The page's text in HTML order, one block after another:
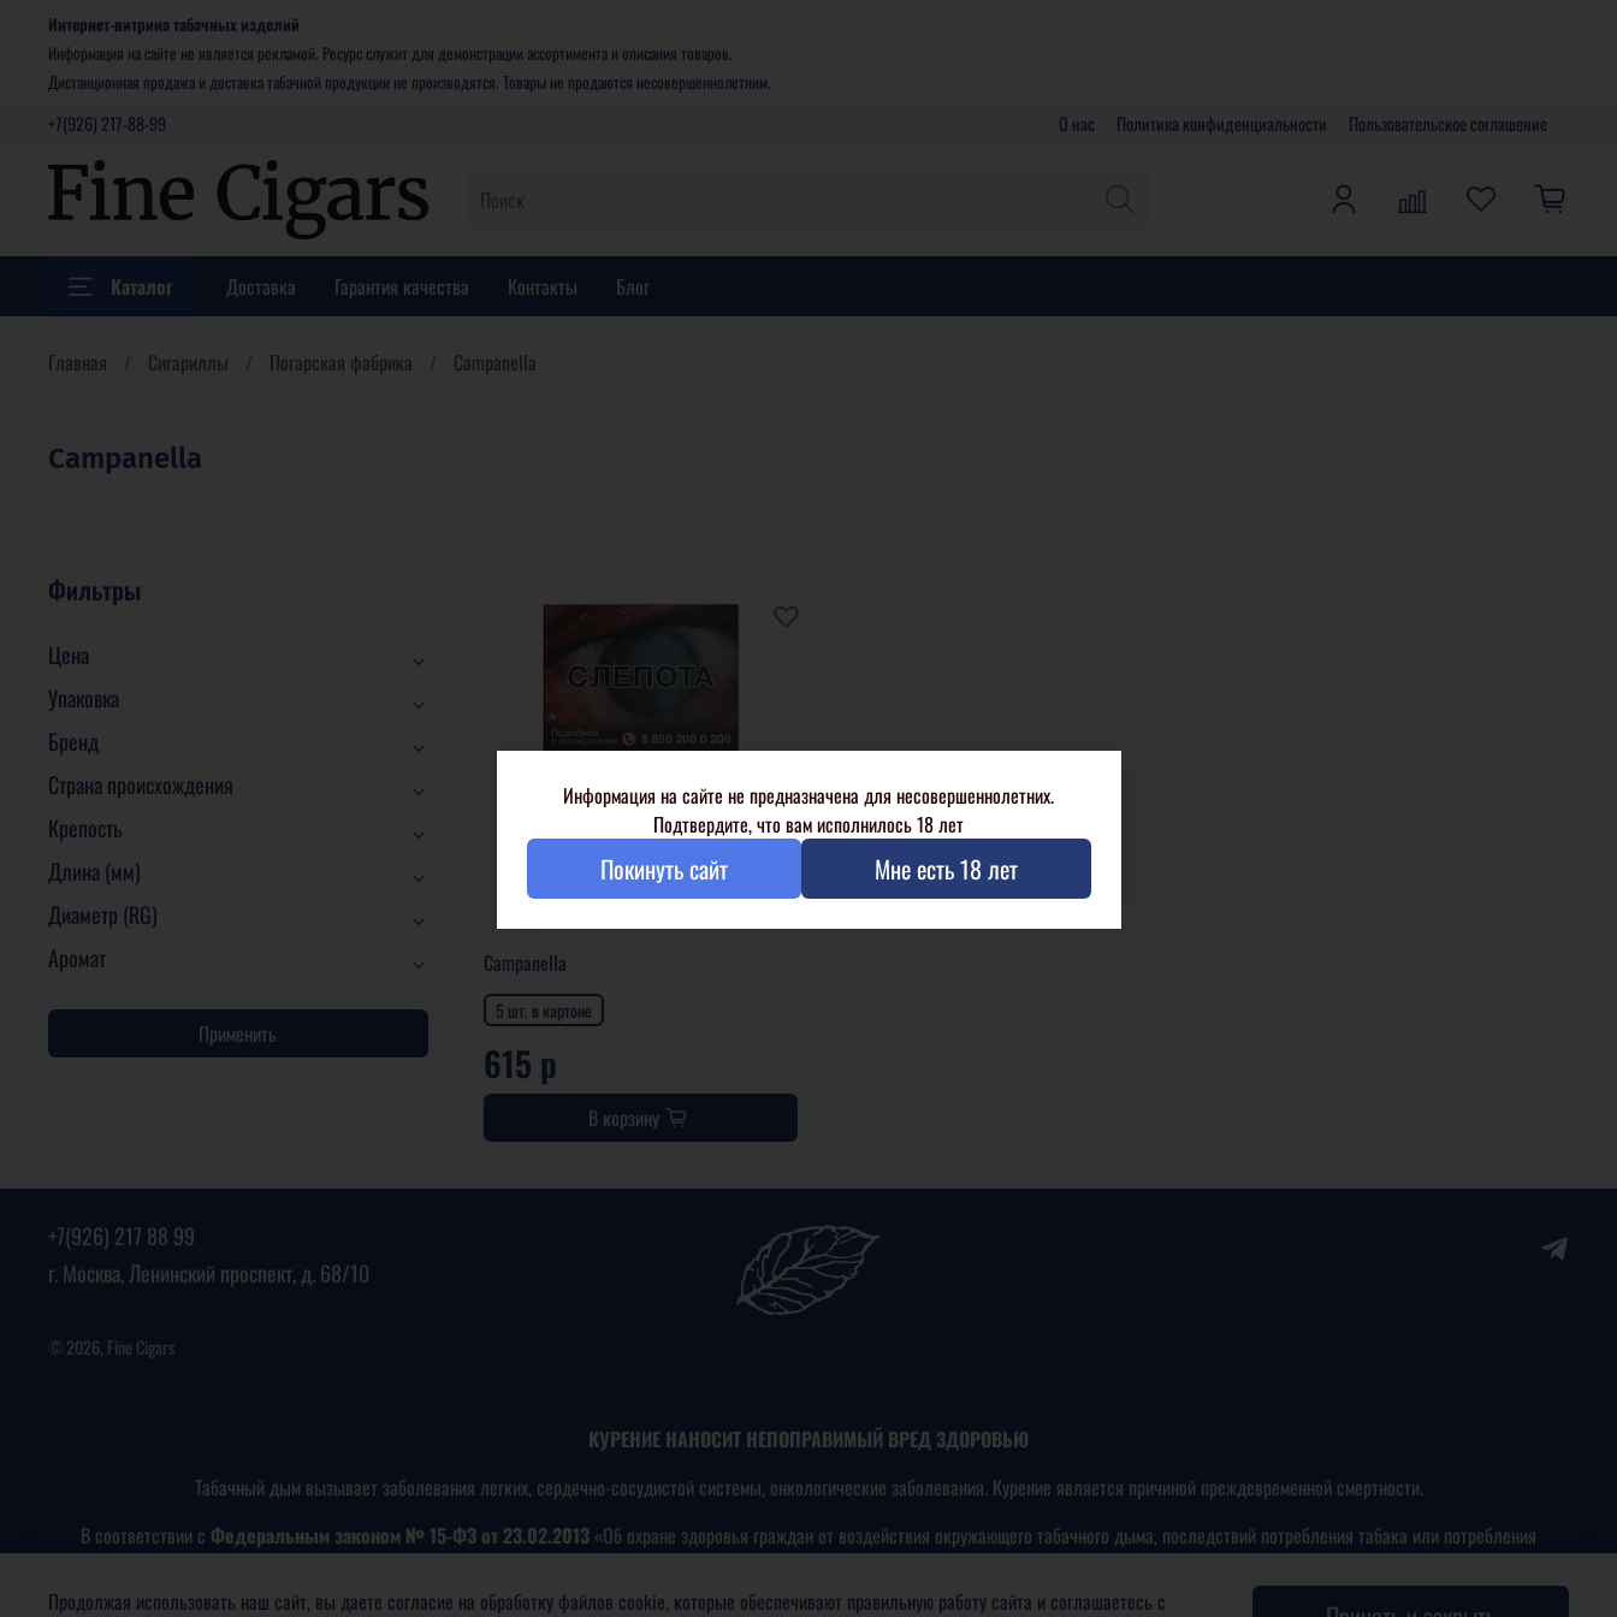
Интернет-витрина табачных изделий
Информация на сайте не является рекламой. Ресурс служит для демонстрации ассортимента и описания товаров.
Дистанционная продажа и доставка табачной продукции не производятся. Товары не продаются несовершеннолетним.
О нас Политика конфиденциальности Пользовательское соглашение
+7(926) 217-88-99
Каталог Доставка Гарантия качества Контакты Блог
Главная Сигариллы Погарская фабрика Campanella
Campanella
Campanella
5 шт. в картоне
615 р
В корзину
Фильтры
Цена
Упаковка
Бренд
Страна происхождения
Крепость
Длина (мм)
Диаметр (RG)
Аромат
Применить
+7(926) 217 88 99
г. Москва, Ленинский проспект, д. 68/10
© 2026, Fine Cigars
КУРЕНИЕ НАНОСИТ НЕПОПРАВИМЫЙ ВРЕД ЗДОРОВЬЮ
Табачный дым вызывает заболевания легких, сердечно-сосудистой системы, онкологические заболевания. Курение является причиной преждевременной смертности.
В соответствии с Федеральным законом № 15-ФЗ от 23.02.2013 «Об охране здоровья граждан от воздействия окружающего табачного дыма, последствий потребления табака или потребления
Продолжая использовать наш сайт, вы даете согласие на обработку файлов cookie, которые обеспечивают правильную работу сайта и соглашаетесь с
Информация на сайте не предназначена для несовершеннолетних.
Подтвердите, что вам исполнилось 18 лет
Покинуть сайт Мне есть 18 лет